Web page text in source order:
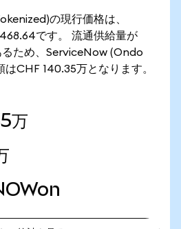
の現行価格は、
です。 流通供給量が
ため、ServiceNow (Ondo
CHF 140.35万となります。
万